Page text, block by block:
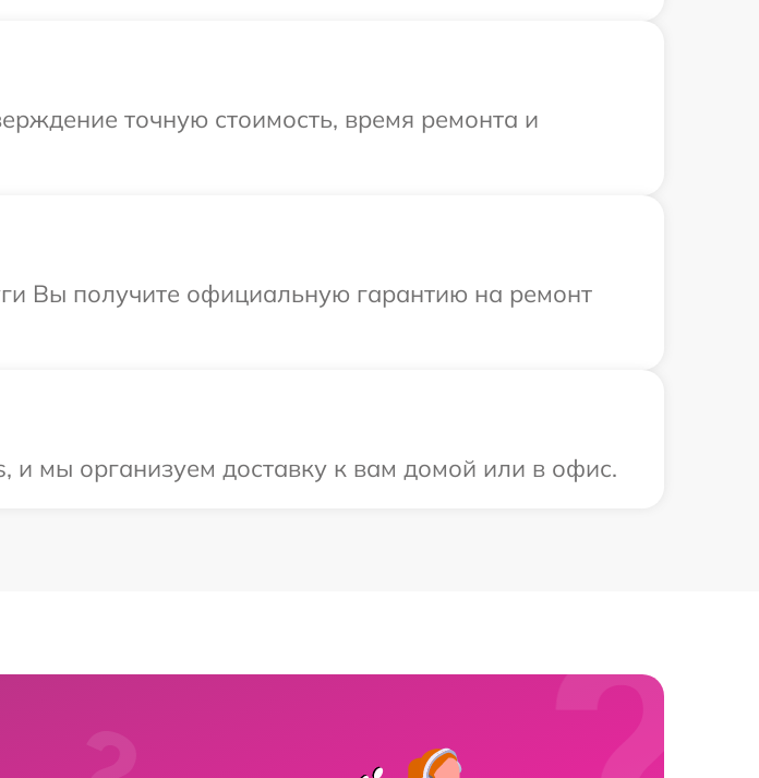
точную стоимость, время ремонта и
Вы получите официальную гарантию на ремонт
мы организуем доставку к вам домой или в офис.